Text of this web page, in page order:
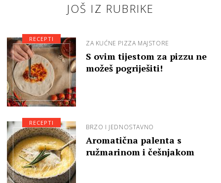
JOŠ IZ RUBRIKE
ZA KUĆNE PIZZA MAJSTORE
S ovim tijestom za pizzu ne
možeš pogriješiti!
RECEPTI
BRZO I JEDNOSTAVNO
Aromatična palenta s
ružmarinom i češnjakom
RECEPTI